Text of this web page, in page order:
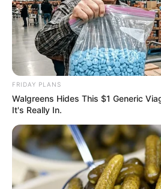
Brasília hoje pela
que prometeu e
09:42 Acs e ACE,Aposentadoria,
FRIDAY PLANS
Walgreens Hides This $1 Generic
It's Really In.